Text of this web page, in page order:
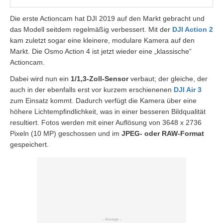
Die erste Actioncam hat DJI 2019 auf den Markt gebracht und
das Modell seitdem regelmäßig verbessert. Mit der DJI Action 2
kam zuletzt sogar eine kleinere, modulare Kamera auf den
Markt. Die Osmo Action 4 ist jetzt wieder eine „klassische“
Actioncam.
Dabei wird nun ein 1/1,3-Zoll-Sensorverbaut; der gleiche, der
auch in der ebenfalls erst vor kurzem erschienenen DJI Air 3
zum Einsatz kommt. Dadurch verfügt die Kamera über eine
höhere Lichtempfindlichkeit, was in einer besseren Bildqualität
resultiert. Fotos werden mit einer Auflösung von 3648 x 2736
Pixeln (10 MP) geschossen und im JPEG- oder RAW-Format
gespeichert.